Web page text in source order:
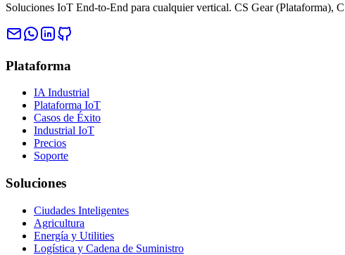
Soluciones IoT End-to-End para cualquier vertical. CS Gear (Plataforma),
Plataforma
IA Industrial
Plataforma IoT
Casos de Éxito
Industrial IoT
Precios
Soporte
Soluciones
Ciudades Inteligentes
Agricultura
Energía y Utilities
Logística y Cadena de Suministro